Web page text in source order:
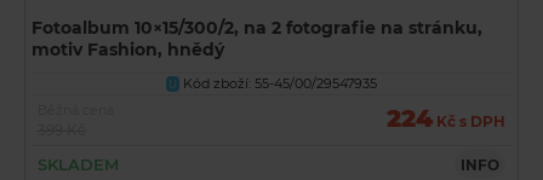
Fotoalbum 10×15/300/2, na 2 fotografie na stránku,
motiv Fashion, hnědý
U
Kód zboží: 55-45/00/29547935
224 Kč s DPH
SKLADEM INFO